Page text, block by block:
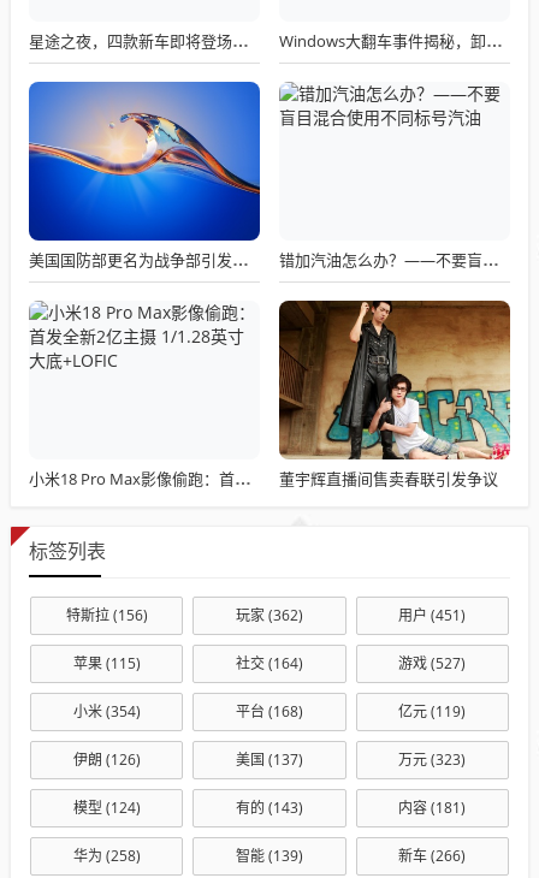
星途之夜，四款新车即将登场，未来道路明朗化 Windows大翻车事件揭秘，卸载也出错，微软建议需谨慎！
美国国防部更名为战争部引发关注热议 错加汽油怎么办？——不要盲目混合使用不同标号汽油
小米18 Pro Max影像偷跑：首发全新2亿主摄 1/1.28英寸大底+LOFIC 董宇辉直播间售卖春联引发争议
标签列表
特斯拉(156) 玩家(362) 用户 (451)
苹果(115) 社交(164) 游戏(527)
小米(354) 平台 (168) 亿元(119)
伊朗 (126) 美国 (137) 万元(323)
模型 (124) 有的 (143) 内容(181)
华为 (258) 智能(139) 新车(266)